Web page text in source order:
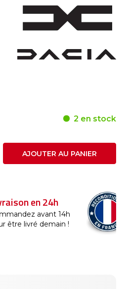
2 en stock
AJOUTER AU PANIER
en